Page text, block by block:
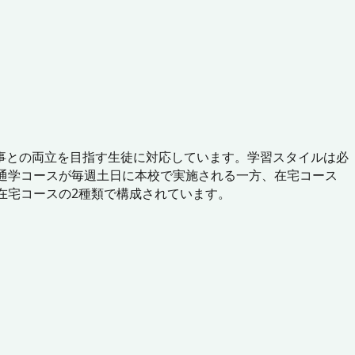
の両立を目指す生徒に対応しています。学習スタイルは必
コースが毎週土日に本校で実施される一方、在宅コース
コースの2種類で構成されています。